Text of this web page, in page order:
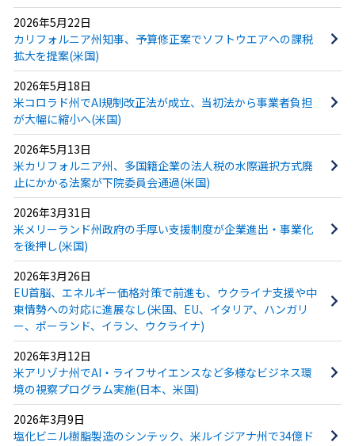
2026年5月22日
カリフォルニア州知事、予算修正案でソフトウエアへの課税
拡大を提案(米国)
2026年5月18日
米コロラド州でAI規制改正法が成立、当初法から事業者負担
が大幅に縮小へ(米国)
2026年5月13日
米カリフォルニア州、多国籍企業の法人税の水際選択方式廃
止にかかる法案が下院委員会通過(米国)
2026年3月31日
米メリーランド州政府の手厚い支援制度が企業進出・事業化
を後押し(米国)
2026年3月26日
EU首脳、エネルギー価格対策で前進も、ウクライナ支援や中
東情勢への対応に進展なし(米国、EU、イタリア、ハンガリ
ー、ポーランド、イラン、ウクライナ)
2026年3月12日
米アリゾナ州でAI・ライフサイエンスなど多様なビジネス環
境の視察プログラム実施(日本、米国)
2026年3月9日
塩化ビニル樹脂製造のシンテック、米ルイジアナ州で34億ド